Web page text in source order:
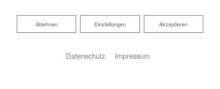
Akzeptieren
Einstellungen
Ablehnen
Ablehnen
Datenschutz Impressum